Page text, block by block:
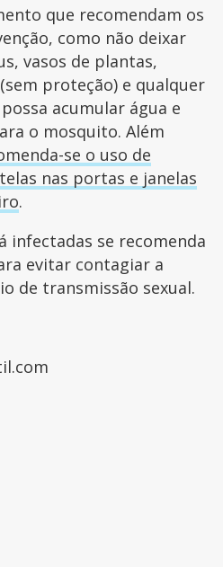
que recomendam os
como não deixar
vasos de plantas,
(sem proteção) e qualquer
acumular água e
o mosquito. Além
se o uso de
nas portas e janelas
.
infectadas se recomenda
evitar contagiar a
de transmissão sexual.